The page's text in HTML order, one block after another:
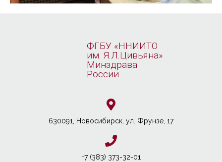
ФГБУ «ННИИТО
им. Я.Л.Цивьяна»
Минздрава
России
630091, Новосибирcк, ул. Фрунзе, 17
+7 (383) 373-32-01